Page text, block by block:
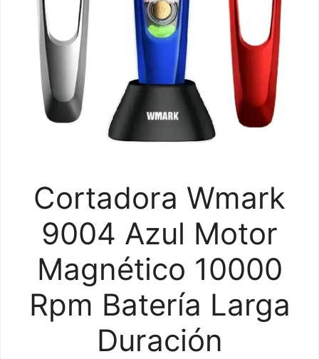
Cortadora Wmark
9004 Azul Motor
Magnético 10000
Rpm Batería Larga
Duración